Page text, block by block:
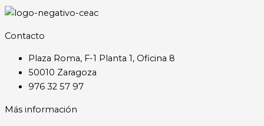
Contacto
Plaza Roma, F-1 Planta 1, Oficina 8
50010 Zaragoza
976 32 57 97
Más información